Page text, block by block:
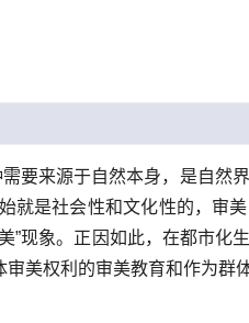
要来源于自然本身，是自然
就是社会性和文化性的，审
现象。正因如此，在都市化
美权利的审美教育和作为群